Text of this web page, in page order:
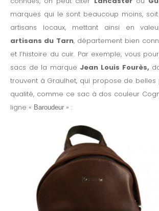
marques qui le sont beaucoup moins,
artisans locaux, mettant ainsi en
artisans du Tarn, département bien
et l’histoire du cuir. Par exemple, vous
sacs de la marque Jean Louis Fourès,
trouvent à Graulhet, qui propose de
qualité, comme ce sac à dos couleur
ligne « Baroudeur » :